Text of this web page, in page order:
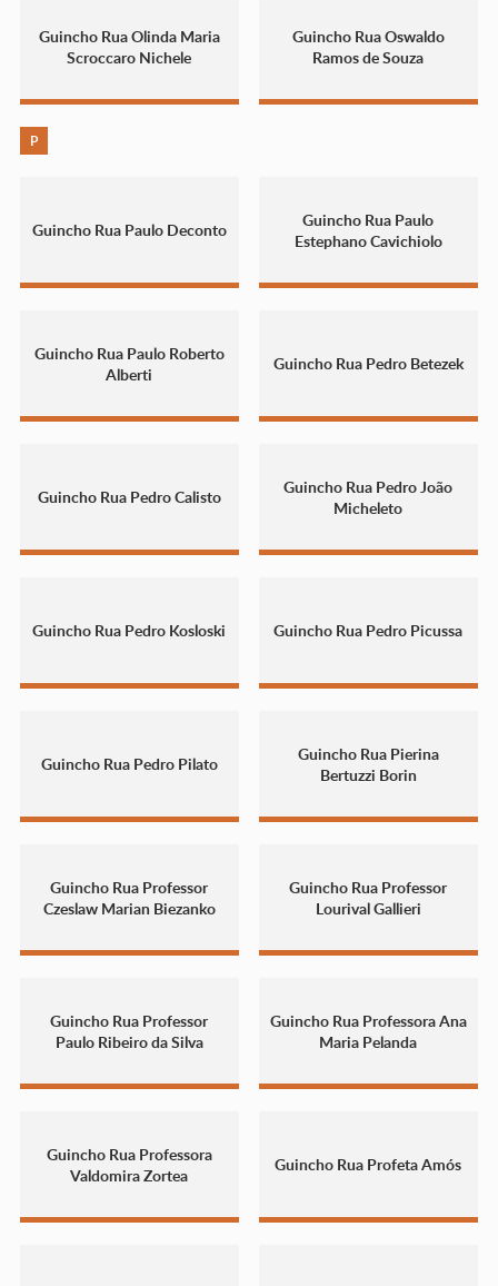
Guincho Rua Olinda Maria
Scroccaro Nichele
Guincho Rua Oswaldo
Ramos de Souza
P
Guincho Rua Paulo Deconto
Guincho Rua Paulo
Estephano Cavichiolo
Guincho Rua Paulo Roberto
Alberti
Guincho Rua Pedro Betezek
Guincho Rua Pedro Calisto
Guincho Rua Pedro João
Micheleto
Guincho Rua Pedro Kosloski Guincho Rua Pedro Picussa
Guincho Rua Pedro Pilato
Guincho Rua Pierina
Bertuzzi Borin
Guincho Rua Professor
Czeslaw Marian Biezanko
Guincho Rua Professor
Lourival Gallieri
Guincho Rua Professor
Paulo Ribeiro da Silva
Guincho Rua Professora Ana
Maria Pelanda
Guincho Rua Professora
Valdomira Zortea
Guincho Rua Profeta Amós